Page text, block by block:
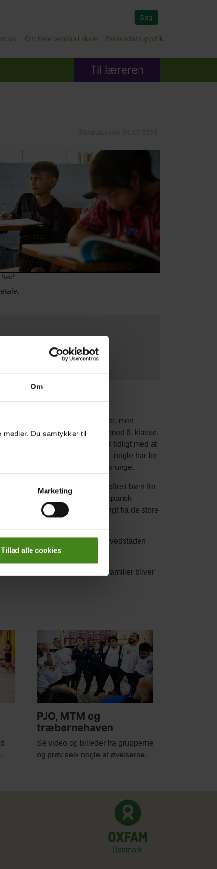
Om
medier. Du samtykker til
Marketing
Tillad alle cookies
Om Hele verden i skole Persondata-politik
Søg
Til læreren
børn kommer i skole
børn i Guatemala starter i skole, men
børnene bliver aldrig færdige med 6. klasse.
grunde til, at børn stopper for tidligt med at
Nogle børn er nødt til at arbejde, nogle har for
og andre bliver gravide alt for unge.
med skolen for tidligt, er oftest børn fra
som taler andre sprog end spansk
Og dem, som bor på landet langt fra de store
med 6. klasse. Men i hovedstaden
1 ud af 10 børn fra de fattigste familier bliver
picture
PJO, MTM og
træbørnehaven
Body
Se video og billeder fra grupperne
og prøv selv nogle af øvelserne.